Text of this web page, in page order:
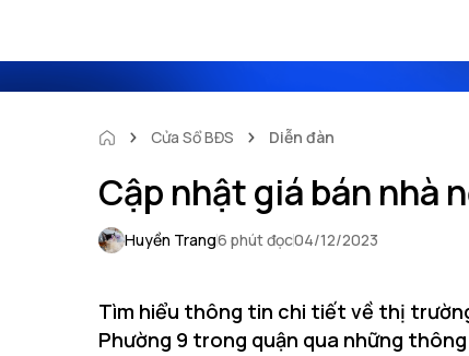
Cửa Sổ BĐS Diễn đàn
Cập nhật giá bán nhà
Huyền Trang6 phút đọc04/12/2023
Tìm hiểu thông tin chi tiết về thị
Phường 9 trong quận qua những